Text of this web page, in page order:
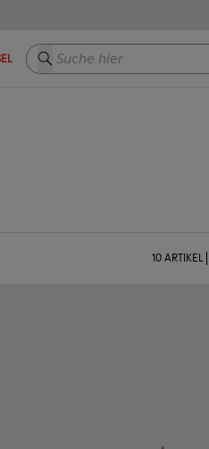
Suche hier
10ARTIKEL